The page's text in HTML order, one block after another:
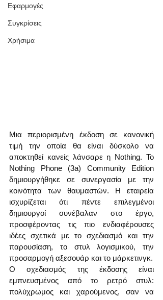
Εφαρμογές
Συγκρίσεις
Χρήσιμα
Μια περιορισμένη έκδοση σε κανονική
τιμή την οποία θα είναι δύσκολο να
αποκτηθεί κανείς λάνσαρε η Nothing. Το
Nothing Phone (3a) Community Edition
δημιουργήθηκε σε συνεργασία με την
κοινότητα των θαυμαστών. Η εταιρεία
ισχυρίζεται ότι πέντε επιλεγμένοι
δημιουργοί συνέβαλαν στο έργο,
προσφέροντας τις πιο ενδιαφέρουσες
ιδέες σχετικά με το σχεδιασμό και την
παρουσίαση, το στυλ λογισμικού, την
προσαρμογή αξεσουάρ και το μάρκετινγκ.
Ο σχεδιασμός της έκδοσης είναι
εμπνευσμένος από το ρετρό στυλ:
πολύχρωμος και χαρούμενος, σαν να